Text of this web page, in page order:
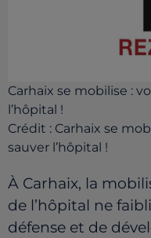
Carhaix se mobilise :
l’hôpital !
Crédit : Carhaix se
sauver l’hôpital !
À Carhaix, la
de l’hôpital ne
défense et de